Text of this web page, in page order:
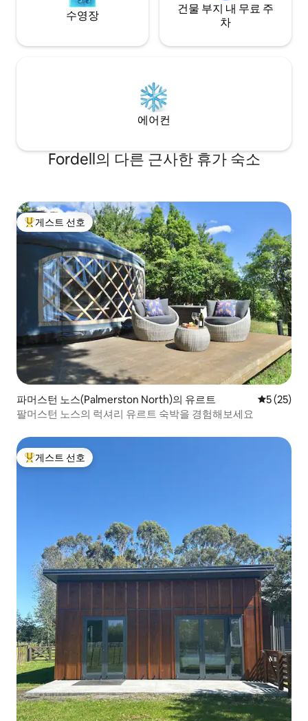
수영장
건물 부지 내 무료 주
차
에어컨
Fordell의 다른 근사한 휴가 숙소
상위 게스트 선호
게스트 선호
파머스턴 노스(Palmerston North)의 유르트 평점 5점
5 (25)
팔머스턴 노스의 럭셔리 유르트 숙박을 경험해보세요
상위 게스트 선호
게스트 선호